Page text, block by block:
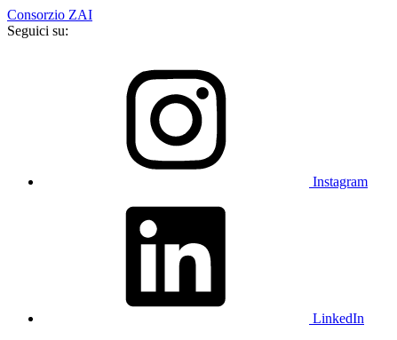
Consorzio ZAI
Seguici su:
Instagram
LinkedIn